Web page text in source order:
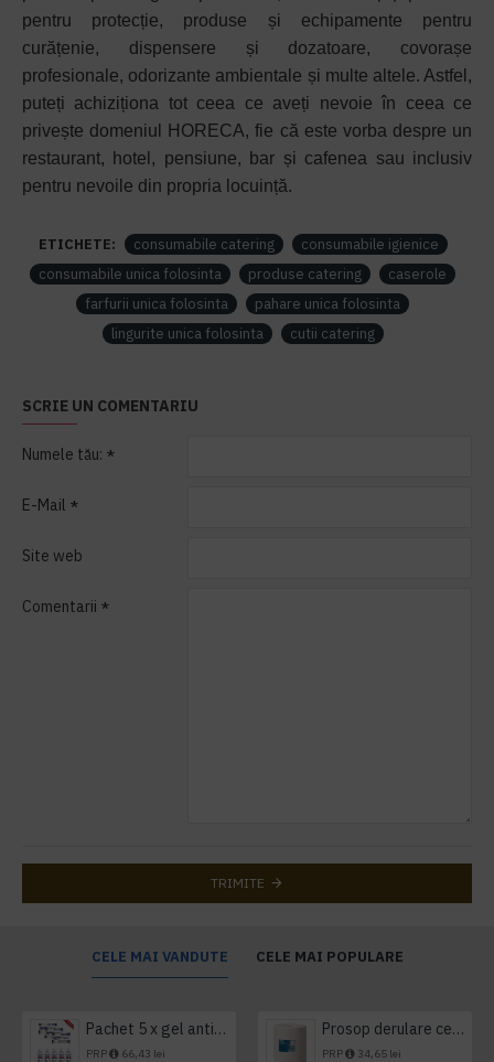
pentru protecție, produse și echipamente pentru
curățenie, dispensere și dozatoare, covorașe
profesionale, odorizante ambientale și multe altele. Astfel,
puteți achiziționa tot ceea ce aveți nevoie în ceea ce
privește domeniul HORECA, fie că este vorba despre un
restaurant, hotel, pensiune, bar și cafenea sau inclusiv
pentru nevoile din propria locuință.
ETICHETE: consumabile catering
consumabile igienice
consumabile unica folosinta
produse catering
caserole
farfurii unica folosinta
pahare unica folosinta
lingurite unica folosinta
cutii catering
SCRIE UN COMENTARIU
Numele tău:
E-Mail
Site web
Comentarii
TRIMITE
CELE MAI VANDUTE CELE MAI POPULARE
Pachet 5 x gel antibacterian 50ml si 3 x Servetele antibacteriene 48 buc Hygienium
PRP 66,43 lei
Prosop derulare centrala 1 pliu, 300 m Tork
PRP 34,65 lei